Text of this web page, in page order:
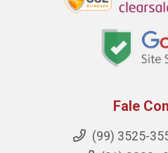
Fale
(99) 3525-